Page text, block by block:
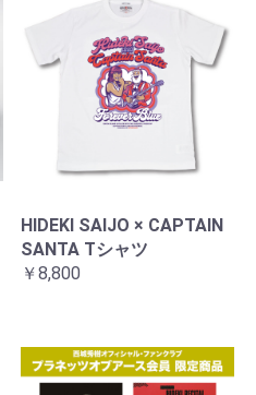
HIDEKI SAIJO × CAPTAIN
SANTA Tシャツ
￥8,800